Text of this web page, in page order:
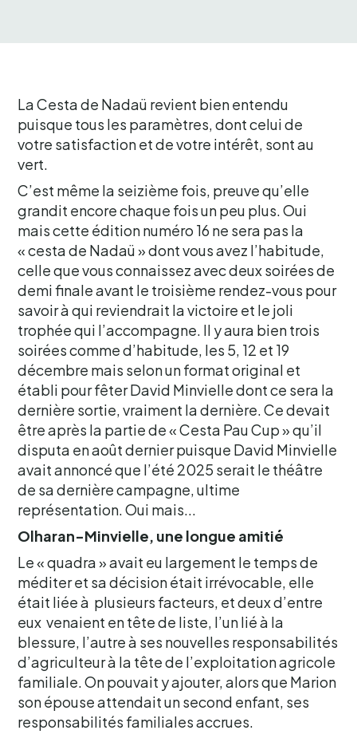
La Cesta de Nadaü revient bien entendu
puisque tous les paramètres, dont celui de
votre satisfaction et de votre intérêt, sont au
vert.
C’est même la seizième fois, preuve qu’elle
grandit encore chaque fois un peu plus. Oui
mais cette édition numéro 16 ne sera pas la
« cesta de Nadaü » dont vous avez l’habitude,
celle que vous connaissez avec deux soirées de
demi finale avant le troisième rendez-vous pour
savoir à qui reviendrait la victoire et le joli
trophée qui l’accompagne. Il y aura bien trois
soirées comme d’habitude, les 5, 12 et 19
décembre mais selon un format original et
établi pour fêter David Minvielle dont ce sera la
dernière sortie, vraiment la dernière. Ce devait
être après la partie de « Cesta Pau Cup » qu’il
disputa en août dernier puisque David Minvielle
avait annoncé que l’été 2025 serait le théâtre
de sa dernière campagne, ultime
représentation. Oui mais...
Olharan-Minvielle, une longue amitié
Le « quadra » avait eu largement le temps de
méditer et sa décision était irrévocable, elle
était liée à plusieurs facteurs, et deux d’entre
eux venaient en tête de liste, l’un lié à la
blessure, l’autre à ses nouvelles responsabilités
d’agriculteur à la tête de l’exploitation agricole
familiale. On pouvait y ajouter, alors que Marion
son épouse attendait un second enfant, ses
responsabilités familiales accrues.